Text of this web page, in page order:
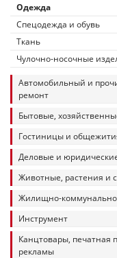
Одежда
Спецодежда и обувь
Ткань
Чулочно-носочные
Автомобильный и
ремонт
Бытовые,
Гостиницы и
Деловые и
Животные, растения и
Жилищно-
Инструмент
Канцтовары, печатная
рекламы